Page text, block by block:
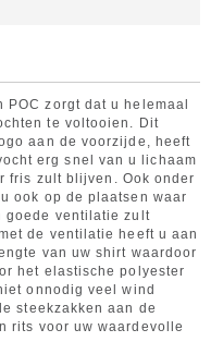
zorgt dat u helemaal
te voltooien. Dit
aan de voorzijde, heeft
erg snel van u lichaam
fris zult blijven. Ook onder
ook op de plaatsen waar
goede ventilatie zult
de ventilatie heeft u aan
van uw shirt waardoor
het elastische polyester
onnodig veel wind
steekzakken aan de
rits voor uw waardevolle